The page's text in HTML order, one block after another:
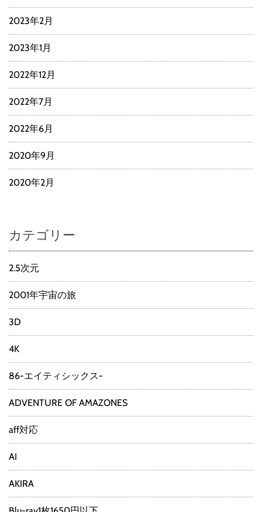
2023年2月
2023年1月
2022年12月
2022年7月
2022年6月
2020年9月
2020年2月
カテゴリー
2.5次元
2001年宇宙の旅
3D
4K
86-エイティシックス-
ADVENTURE OF AMAZONES
aff対応
AI
AKIRA